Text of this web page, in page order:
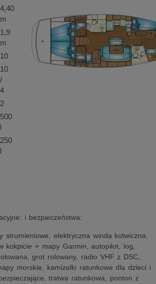
4,40
m
1,9
m
10
10
/
4
2
500
l
250
l
i bezpieczeństwa:
strumieniowe, elektryczna winda kotwiczna,
kokpicie + mapy Garmin, autopilot, log,
grot rolowany, radio VHF z DSC,
morskie, kamizelki ratunkowe dla dzieci i
tratwa ratunkowa, ponton z